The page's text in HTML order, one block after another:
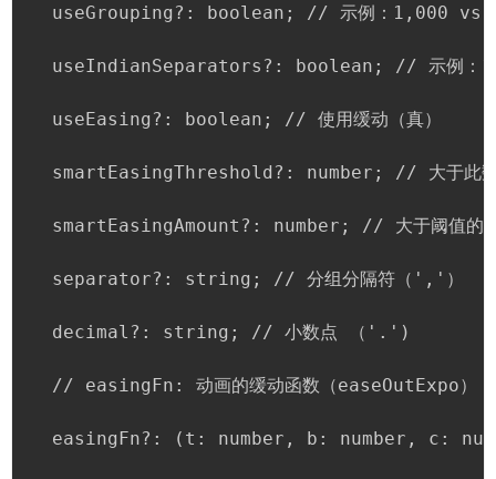
useGrouping?: boolean; // 示例：1,000 vs
useIndianSeparators?: boolean; // 示例：
  useEasing?: boolean; // 使用缓动（真）
smartEasingThreshold?: number; // 大于此数
smartEasingAmount?: number; // 大于阈值的
  separator?: string; // 分组分隔符（','）
  decimal?: string; // 小数点 （'.')
  // easingFn: 动画的缓动函数（easeOutExpo）
easingFn?: (t: number, b: number, c: